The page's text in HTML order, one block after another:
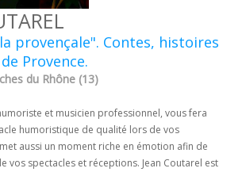
provençale". Contes, histoires
Provence.
du Rhône (13)
humoriste et musicien professionnel, vous fera
humoristique de qualité lors de vos
aussi un moment riche en émotion afin de
vos spectacles et réceptions. Jean Coutarel est